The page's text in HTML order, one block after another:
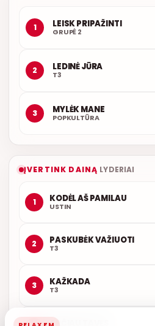
1 LEISK PRIPAŽINTI
GRUPĖ 2
2 LEDINĖ JŪRA
T3
3 MYLĖK MANE
POPKULTŪRA
ĮVERTINK DAINĄ LYDERIAI
1 KODĖL AŠ PAMILAU
USTIN
2 PASKUBĖK VAŽIUOTI
T3
3 KAŽKADA
T3
ARČIAU TAVĘS